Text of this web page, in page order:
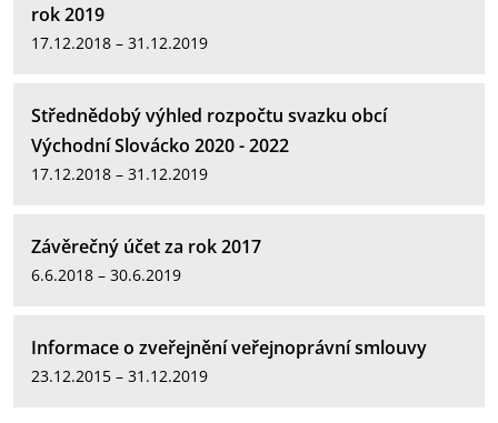
rok 2019
17.12.2018 – 31.12.2019
Střednědobý výhled rozpočtu svazku obcí
Východní Slovácko 2020 - 2022
17.12.2018 – 31.12.2019
Závěrečný účet za rok 2017
6.6.2018 – 30.6.2019
Informace o zveřejnění veřejnoprávní smlouvy
23.12.2015 – 31.12.2019